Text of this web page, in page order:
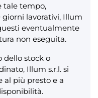
tale tempo,
lavorativi, Illum
eventualmente
non eseguita.
dello stock o
Illum s.r.l. si
al più presto e a